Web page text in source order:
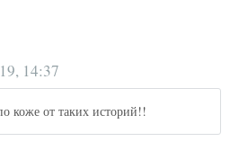
14:37
коже от таких историй!!